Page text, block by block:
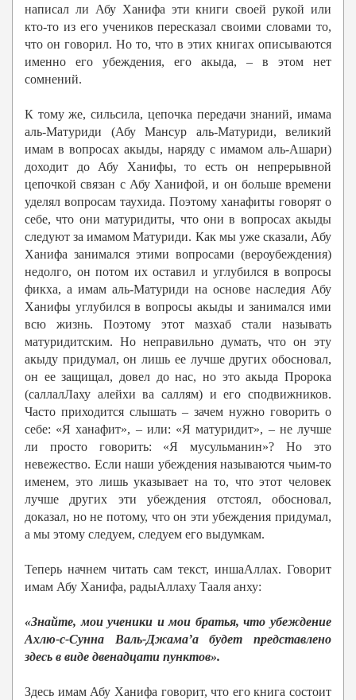
написал ли Абу Ханифа эти книги своей рукой или
кто-то из его учеников пересказал своими словами то,
что он говорил. Но то, что в этих книгах описываются
именно его убеждения, его акыда, – в этом нет
сомнений.
К тому же, сильсила, цепочка передачи знаний, имама
аль-Матуриди (Абу Мансур аль-Матуриди, великий
имам в вопросах акыды, наряду с имамом аль-Ашари)
доходит до Абу Ханифы, то есть он непрерывной
цепочкой связан с Абу Ханифой, и он больше времени
уделял вопросам таухида. Поэтому ханафиты говорят о
себе, что они матуридиты, что они в вопросах акыды
следуют за имамом Матуриди. Как мы уже сказали, Абу
Ханифа занимался этими вопросами (вероубеждения)
недолго, он потом их оставил и углубился в вопросы
фикха, а имам аль-Матуриди на основе наследия Абу
Ханифы углубился в вопросы акыды и занимался ими
всю жизнь. Поэтому этот мазхаб стали называть
матуридитским. Но неправильно думать, что он эту
акыду придумал, он лишь ее лучше других обосновал,
он ее защищал, довел до нас, но это акыда Пророка
(саллалЛаху алейхи ва саллям) и его сподвижников.
Часто приходится слышать – зачем нужно говорить о
себе: «Я ханафит», – или: «Я матуридит», – не лучше
ли просто говорить: «Я мусульманин»? Но это
невежество. Если наши убеждения называются чьим-то
именем, это лишь указывает на то, что этот человек
лучше других эти убеждения отстоял, обосновал,
доказал, но не потому, что он эти убеждения придумал,
а мы этому следуем, следуем его выдумкам.
Теперь начнем читать сам текст, иншаАллах. Говорит
имам Абу Ханифа, радыАллаху Тааля анху:
«Знайте, мои ученики и мои братья, что убеждение
Ахлю-с-Сунна Валь-Джама’а будет представлено
здесь в виде двенадцати пунктов».
Здесь имам Абу Ханифа говорит, что его книга состоит